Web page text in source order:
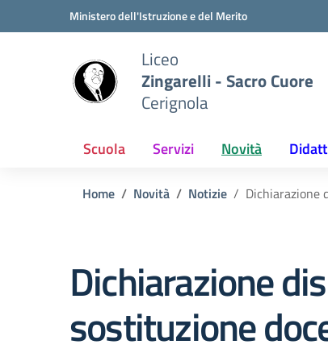
Vai ai contenuti
Vai al menu di navigazioneMinistero dell'Istruzione e del Merito
Liceo
Zingarelli - Sacro Cuore
Cerignola
Scuola Servizi Novità
Home Novità Notizie Dichiarazione
Dichiarazione
sostituzione